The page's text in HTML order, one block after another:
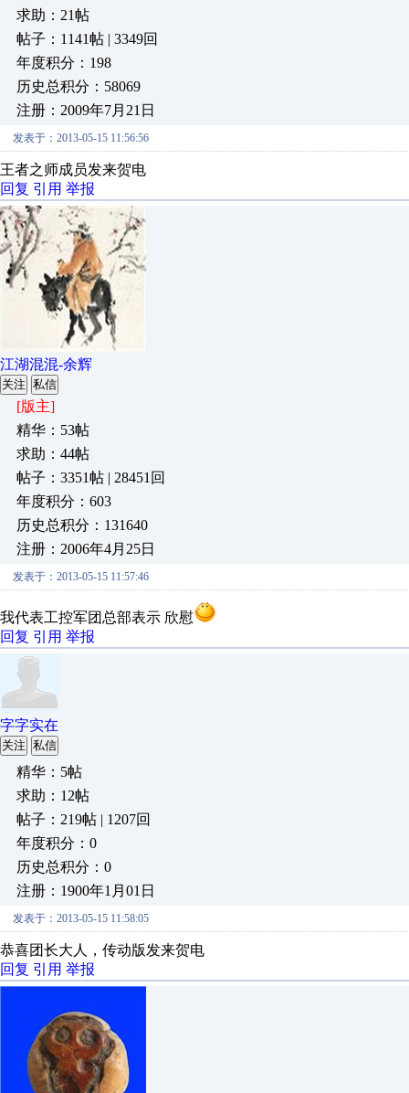
求助：21帖
帖子：1141帖 | 3349回
年度积分：198
历史总积分：58069
注册：2009年7月21日
发表于：2013-05-15 11:56:56
王者之师成员发来贺电
回复 引用 举报
江湖混混-余辉
关注 私信
[版主]
精华：53帖
求助：44帖
帖子：3351帖 | 28451回
年度积分：603
历史总积分：131640
注册：2006年4月25日
发表于：2013-05-15 11:57:46
我代表工控军团总部表示 欣慰
回复 引用 举报
字字实在
关注 私信
精华：5帖
求助：12帖
帖子：219帖 | 1207回
年度积分：0
历史总积分：0
注册：1900年1月01日
发表于：2013-05-15 11:58:05
恭喜团长大人，传动版发来贺电
回复 引用 举报